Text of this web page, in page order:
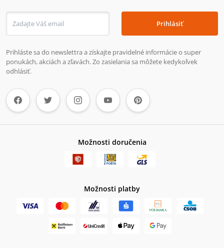
Prihlásiť
Prihláste sa do newslettra a získajte pravidelné informácie o super
ponukách, akciách a zľavách. Zo zasielania sa môžete kedykoľvek
odhlásiť.
Možnosti doručenia
Možnosti platby